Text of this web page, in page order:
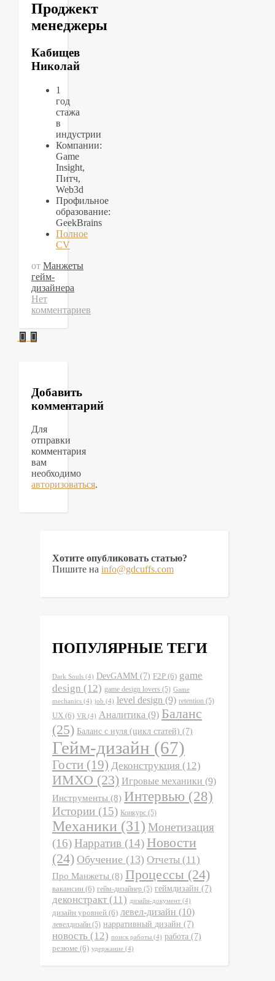
Проджект
менеджеры
Кабищев
Николай
1
год
стажа
в
индустрии
Компании:
Game
Insight,
Питч,
Web3d
Профильное
образование:
GeekBrains
Полное
CV
от Манжеты
гейм-
дизайнера
Нет
комментариев
Добавить
комментарий
Для
отправки
комментария
вам
необходимо
авторизоваться.
Хотите опубликовать статью?
Пишите на info@gdcuffs.com
ПОПУЛЯРНЫЕ ТЕГИ
Dark Souls (4) DevGAMM (7) F2P (6) game
design (12) game design lovers (5) Game
mechanics (4) job (4) level design (9) retention (5)
UX (6) VR (4) Аналитика (9) Баланс
(25) Баланс с нуля (цикл статей) (7)
Гейм-дизайн (67)
Гости (19) Деконструкция (12)
ИМХО (23) Игровые механики (9)
Инструменты (8) Интервью (28)
Истории (15) Конкурс (5)
Механики (31) Монетизация
(16) Нарратив (14) Новости
(24) Обучение (13) Отчеты (11)
Про Манжеты (8) Процессы (24)
вакансии (6) гейм-дизайнер (5) геймдизайн (7)
деконстракт (11) дизайн-документ (4)
дизайн уровней (6) левел-дизайн (10)
левелдизайн (5) нарративный дизайн (7)
новость (12) поиск работы (4) работа (7)
резюме (6) удержание (4)